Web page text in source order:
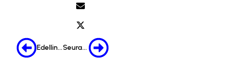
Edellinen Seuraava